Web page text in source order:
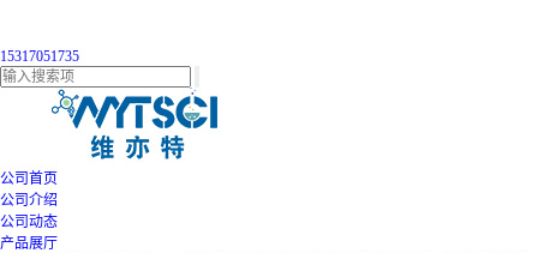
15317051735
公司首页
公司介绍
公司动态
产品展厅